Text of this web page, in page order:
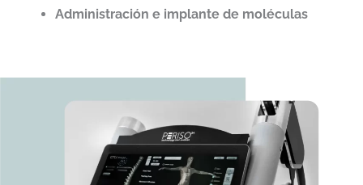
Administración e implante de moléculas